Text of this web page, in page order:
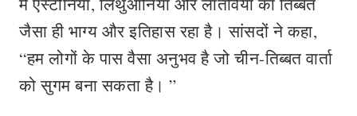
जैसा ही भाग्य और इतिहास रहा है। सांसदों ने कहा,
“हम लोगों के पास वैसा अनुभव है जो चीन-तिब्बत वार्ता
को सुगम बना सकता है। ”